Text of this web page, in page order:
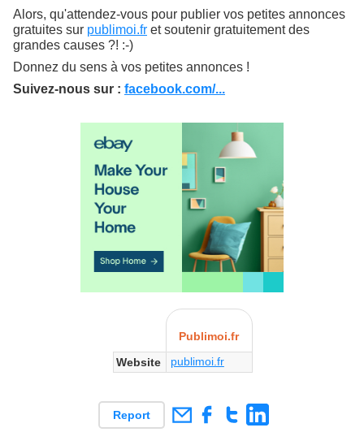
Alors, qu'attendez-vous pour publier vos petites annonces
gratuites sur publimoi.fr et soutenir gratuitement des
grandes causes ?! :-)
Donnez du sens à vos petites annonces !
Suivez-nous sur : facebook.com/...
Publimoi.fr
Website
publimoi.fr
Report